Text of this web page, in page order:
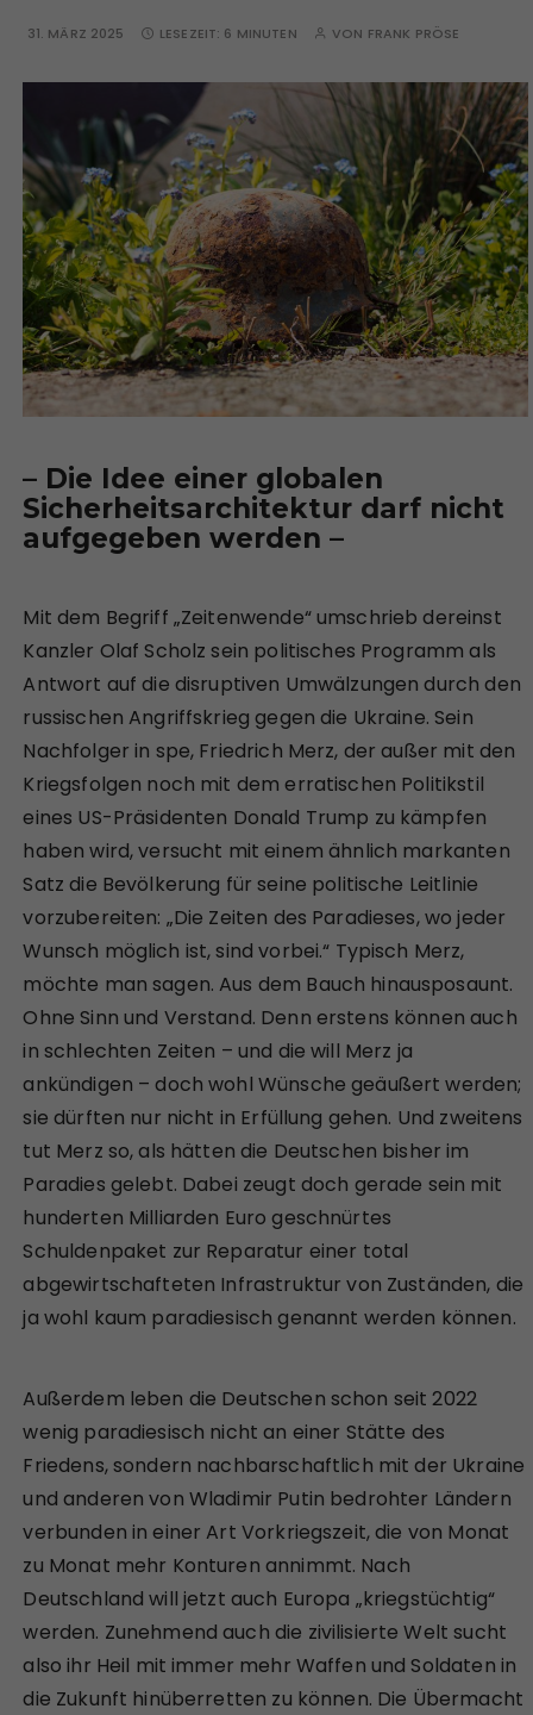
31. MÄRZ 2025 LESEZEIT: 6 MINUTEN VON FRANK PRÖSE
– Die Idee einer globalen
Sicherheitsarchitektur darf nicht
aufgegeben werden –
Mit dem Begriff „Zeitenwende“ umschrieb dereinst
Kanzler Olaf Scholz sein politisches Programm als
Antwort auf die disruptiven Umwälzungen durch den
russischen Angriffskrieg gegen die Ukraine. Sein
Nachfolger in spe, Friedrich Merz, der außer mit den
Kriegsfolgen noch mit dem erratischen Politikstil
eines US-Präsidenten Donald Trump zu kämpfen
haben wird, versucht mit einem ähnlich markanten
Satz die Bevölkerung für seine politische Leitlinie
vorzubereiten: „Die Zeiten des Paradieses, wo jeder
Wunsch möglich ist, sind vorbei.“ Typisch Merz,
möchte man sagen. Aus dem Bauch hinausposaunt.
Ohne Sinn und Verstand. Denn erstens können auch
in schlechten Zeiten – und die will Merz ja
ankündigen – doch wohl Wünsche geäußert werden;
sie dürften nur nicht in Erfüllung gehen. Und zweitens
tut Merz so, als hätten die Deutschen bisher im
Paradies gelebt. Dabei zeugt doch gerade sein mit
hunderten Milliarden Euro geschnürtes
Schuldenpaket zur Reparatur einer total
abgewirtschafteten Infrastruktur von Zuständen, die
ja wohl kaum paradiesisch genannt werden können.
Außerdem leben die Deutschen schon seit 2022
wenig paradiesisch nicht an einer Stätte des
Friedens, sondern nachbarschaftlich mit der Ukraine
und anderen von Wladimir Putin bedrohter Ländern
verbunden in einer Art Vorkriegszeit, die von Monat
zu Monat mehr Konturen annimmt. Nach
Deutschland will jetzt auch Europa „kriegstüchtig“
werden. Zunehmend auch die zivilisierte Welt sucht
also ihr Heil mit immer mehr Waffen und Soldaten in
die Zukunft hinüberretten zu können. Die Übermacht